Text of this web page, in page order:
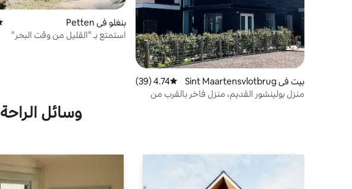
بيت في Sint Maartensvlotbrug متوسط التقييم 4.74 من 5، 39 مراجعات
4.74 (39)
منزل بولينشور القديم، منزل فاخر بالقرب من
بنغلو في Petten
استمتع بـ "القليل من وقت البحر"
وسائل